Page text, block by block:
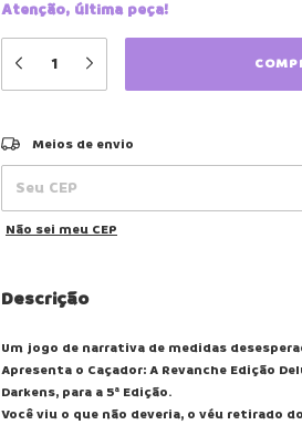
Atenção, última peça!
Entregas para o CEP:
Meios de envio
Não sei meu CEP
Descrição
Um jogo de narrativa de medidas
Apresenta o Caçador: A Revanche Edição
Darkens, para a 5ª Edição.
Você viu o que não deveria, o véu retirado